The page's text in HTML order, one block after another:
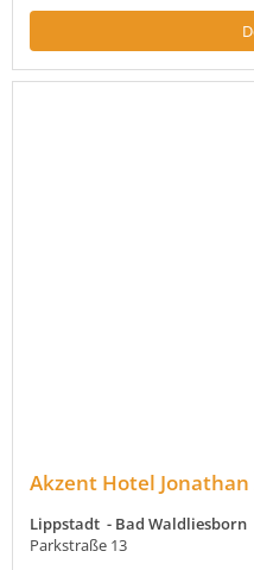
Akzent Hotel Jonathan
Lippstadt - Bad Waldliesborn
Parkstraße 13